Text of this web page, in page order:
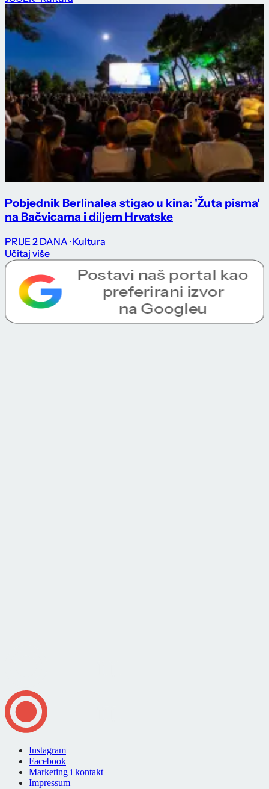
Pobjednik Berlinalea stigao u kina: 'Žuta pisma'
na Bačvicama i diljem Hrvatske
PRIJE 2 DANA · Kultura
Učitaj više
Instagram
Facebook
Marketing i kontakt
Impressum